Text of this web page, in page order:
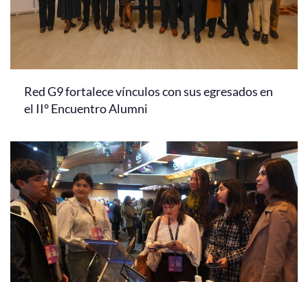
Red G9 fortalece vínculos con sus egresados en
el II° Encuentro Alumni